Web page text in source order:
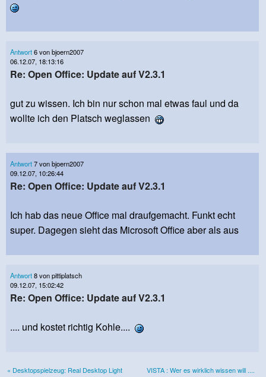
Antwort6 von bjoern2007
06.12.07, 18:13:16
Re: Open Office: Update auf V2.3.1
gut zu wissen. Ich bin nur schon mal etwas faul und da
wollte ich den Platsch weglassen
Antwort7 von bjoern2007
09.12.07, 10:26:44
Re: Open Office: Update auf V2.3.1
Ich hab das neue Office mal draufgemacht. Funkt echt
super. Dagegen sieht das Microsoft Office aber als aus
Antwort8 von pittiplatsch
09.12.07, 15:02:42
Re: Open Office: Update auf V2.3.1
.... und kostet richtig Kohle....
« Desktopspielzeug: Real Desktop Light
VISTA : Wer es wirklich wissen will ....